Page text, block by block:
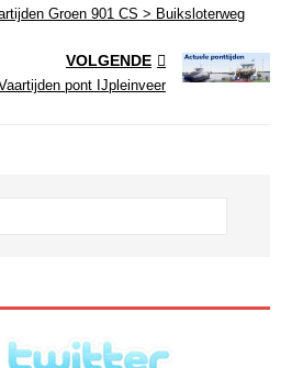
Groen 901 CS > Buiksloterweg
VOLGENDE
pont IJpleinveer